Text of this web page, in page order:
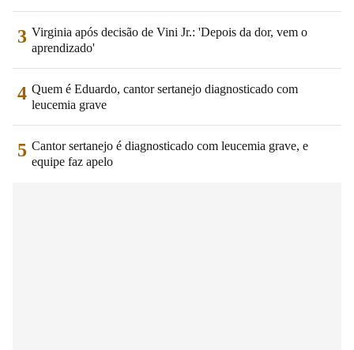
3 Virginia após decisão de Vini Jr.: 'Depois da dor, vem o
aprendizado'
4 Quem é Eduardo, cantor sertanejo diagnosticado com
leucemia grave
5 Cantor sertanejo é diagnosticado com leucemia grave, e
equipe faz apelo